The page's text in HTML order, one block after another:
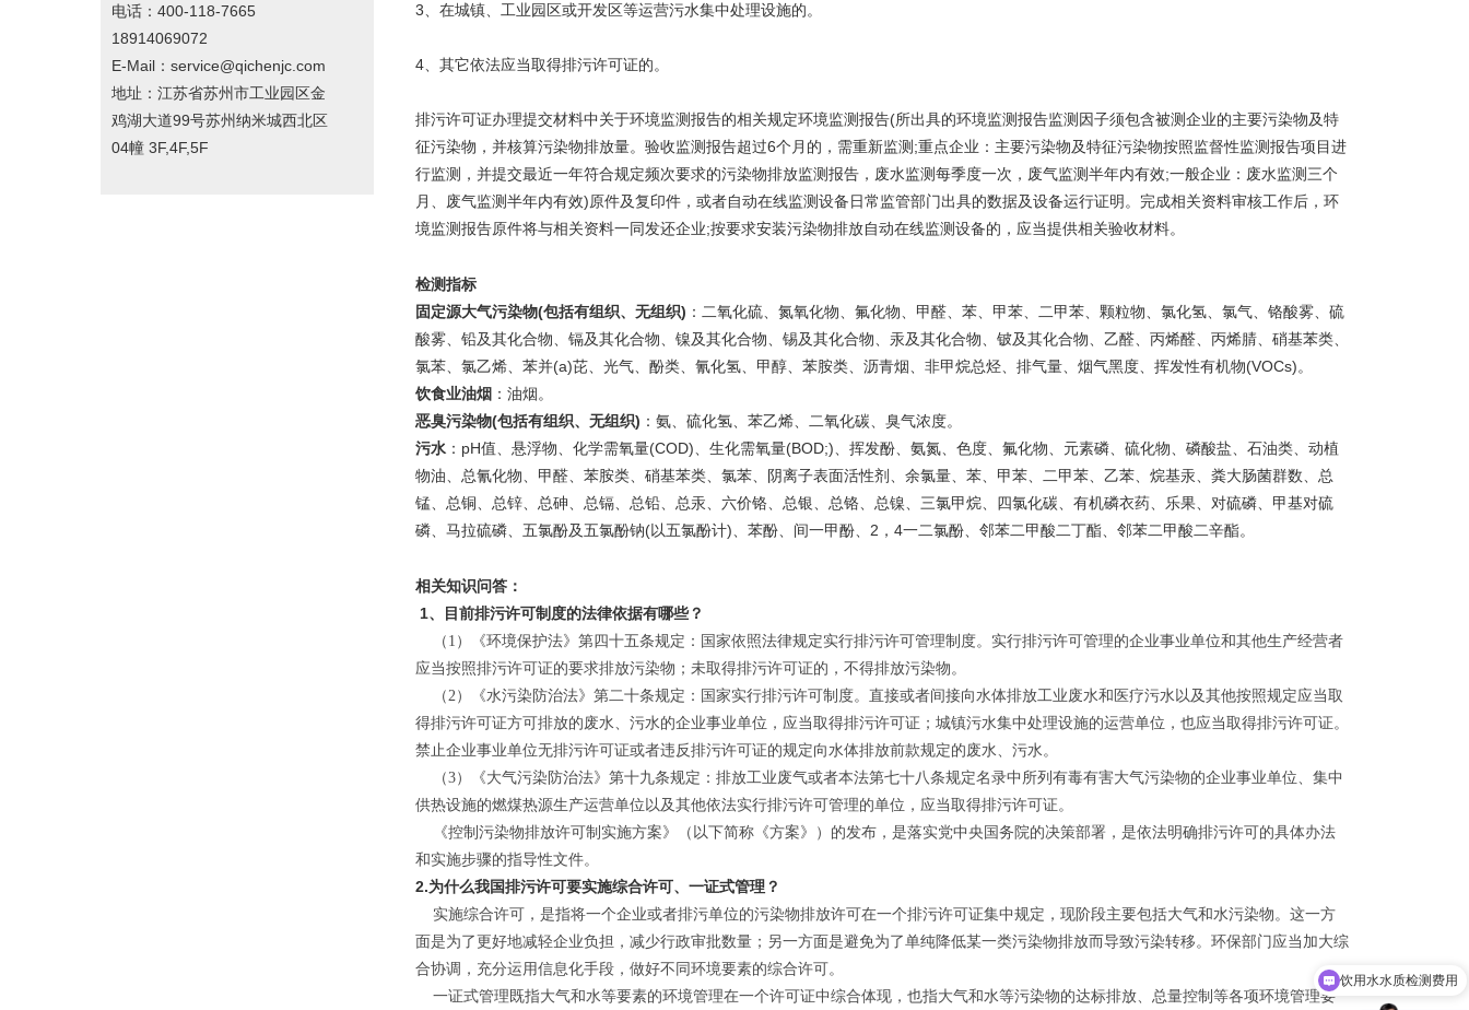
电话：400-118-7665
18914069072
E-Mail：service@qichenjc.com
地址：江苏省苏州市工业园区金
鸡湖大道99号苏州纳米城西北区
04幢 3F,4F,5F
3、在城镇、工业园区或开发区等运营污水集中处理设施的。
4、其它依法应当取得排污许可证的。
排污许可证办理提交材料中关于环境监测报告的相关规定环境监测报告(所出具的环境监测报告监测因子须包含被测企业的主要污染物及特
征污染物，并核算污染物排放量。验收监测报告超过6个月的，需重新监测;重点企业：主要污染物及特征污染物按照监督性监测报告项目进
行监测，并提交最近一年符合规定频次要求的污染物排放监测报告，废水监测每季度一次，废气监测半年内有效;一般企业：废水监测三个
月、废气监测半年内有效)原件及复印件，或者自动在线监测设备日常监管部门出具的数据及设备运行证明。完成相关资料审核工作后，环
境监测报告原件将与相关资料一同发还企业;按要求安装污染物排放自动在线监测设备的，应当提供相关验收材料。
检测指标
固定源大气污染物(包括有组织、无组织) ：二氧化硫、氮氧化物、氟化物、甲醛、苯、甲苯、二甲苯、颗粒物、氯化氢、氯气、铬酸雾、硫
酸雾、铅及其化合物、镉及其化合物、镍及其化合物、锡及其化合物、汞及其化合物、铍及其化合物、乙醛、丙烯醛、丙烯腈、硝基苯类、
氯苯、氯乙烯、苯并(a)芘、光气、酚类、氰化氢、甲醇、苯胺类、沥青烟、非甲烷总烃、排气量、烟气黑度、挥发性有机物(VOCs)。
饮食业油烟 ：油烟。
恶臭污染物(包括有组织、无组织) ：氨、硫化氢、苯乙烯、二氧化碳、臭气浓度。
污水：pH值、悬浮物、化学需氧量(COD)、生化需氧量(BOD;)、挥发酚、氨氮、色度、氟化物、元素磷、硫化物、磷酸盐、石油类、动植
物油、总氰化物、甲醛、苯胺类、硝基苯类、氯苯、阴离子表面活性剂、余氯量、苯、甲苯、二甲苯、乙苯、烷基汞、粪大肠菌群数、总
锰、总铜、总锌、总砷、总镉、总铅、总汞、六价铬、总银、总铬、总镍、三氯甲烷、四氯化碳、有机磷衣药、乐果、对硫磷、甲基对硫
磷、马拉硫磷、五氯酚及五氯酚钠(以五氯酚计)、苯酚、间一甲酚、2，4一二氯酚、邻苯二甲酸二丁酯、邻苯二甲酸二辛酯。
相关知识问答：
1、目前排污许可制度的法律依据有哪些？
（1）《环境保护法》第四十五条规定：国家依照法律规定实行排污许可管理制度。实行排污许可管理的企业事业单位和其他生产经营者
应当按照排污许可证的要求排放污染物；未取得排污许可证的，不得排放污染物。
（2）《水污染防治法》第二十条规定：国家实行排污许可制度。直接或者间接向水体排放工业废水和医疗污水以及其他按照规定应当取
得排污许可证方可排放的废水、污水的企业事业单位，应当取得排污许可证；城镇污水集中处理设施的运营单位，也应当取得排污许可证。
禁止企业事业单位无排污许可证或者违反排污许可证的规定向水体排放前款规定的废水、污水。
（3）《大气污染防治法》第十九条规定：排放工业废气或者本法第七十八条规定名录中所列有毒有害大气污染物的企业事业单位、集中
供热设施的燃煤热源生产运营单位以及其他依法实行排污许可管理的单位，应当取得排污许可证。
《控制污染物排放许可制实施方案》（以下简称《方案》）的发布，是落实党中央国务院的决策部署，是依法明确排污许可的具体办法
和实施步骤的指导性文件。
2.为什么我国排污许可要实施综合许可、一证式管理？
实施综合许可，是指将一个企业或者排污单位的污染物排放许可在一个排污许可证集中规定，现阶段主要包括大气和水污染物。这一方
面是为了更好地减轻企业负担，减少行政审批数量；另一方面是避免为了单纯降低某一类污染物排放而导致污染转移。环保部门应当加大综
合协调，充分运用信息化手段，做好不同环境要素的综合许可。
一证式管理既指大气和水等要素的环境管理在一个许可证中综合体现，也指大气和水等污染物的达标排放、总量控制等各项环境管理要
饮用水水质检测费用